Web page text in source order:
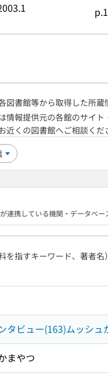
書館等から取得した所蔵
情報提供元の各館のサイ
近くの図書館へご相談くだ
連携している機関・データベー
指すキーワード、著者名
タビュー(163)ムッシ
まやつ